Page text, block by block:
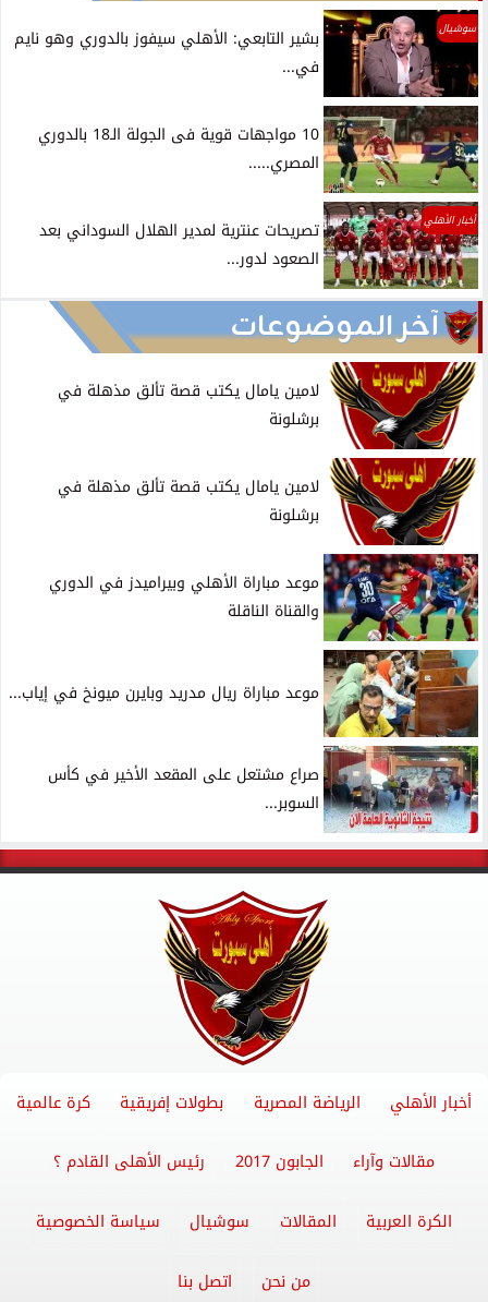
سوشيال
بشير التابعي: الأهلي سيفوز بالدوري وهو نايم
في...
10 مواجهات قوية فى الجولة الـ18 بالدوري
المصري.....
أخبار الأهلي
تصريحات عنترية لمدير الهلال السوداني بعد
الصعود لدور...
آخر الموضوعات
لامين يامال يكتب قصة تألق مذهلة في
برشلونة
لامين يامال يكتب قصة تألق مذهلة في
برشلونة
موعد مباراة الأهلي وبيراميدز في الدوري
والقناة الناقلة
موعد مباراة ريال مدريد وبايرن ميونخ في إياب...
صراع مشتعل على المقعد الأخير في كأس
السوبر...
أخبار الأهلي الرياضة المصرية بطولات إفريقية كرة عالمية
مقالات وآراء الجابون 2017 رئيس الأهلى القادم ؟
الكرة العربية المقالات سوشيال سياسة الخصوصية
من نحن اتصل بنا